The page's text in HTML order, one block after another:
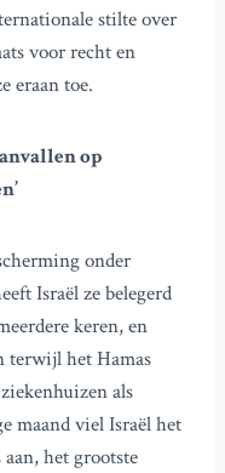
stilte over
voor recht en
eraan toe.
op
onder
Israël ze belegerd
keren, en
terwijl het Hamas
als
maand viel Israël het
het grootste